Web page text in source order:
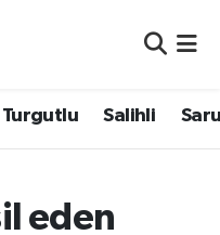
Turgutlu Salihli
eden